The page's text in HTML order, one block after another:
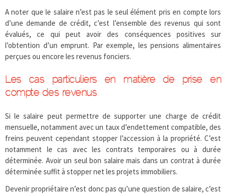
A noter que le salaire n’est pas le seul élément pris en compte lors
d’une demande de crédit, c’est l’ensemble des revenus qui sont
évalués, ce qui peut avoir des conséquences positives sur
l’obtention d’un emprunt. Par exemple, les pensions alimentaires
perçues ou encore les revenus fonciers.
Les cas particuliers en matière de prise en
compte des revenus
Si le salaire peut permettre de supporter une charge de crédit
mensuelle, notamment avec un taux d’endettement compatible, des
freins peuvent cependant stopper l’accession à la propriété. C’est
notamment le cas avec les contrats temporaires ou à durée
déterminée. Avoir un seul bon salaire mais dans un contrat à durée
déterminée suffit à stopper net les projets immobiliers.
Devenir propriétaire n’est donc pas qu’une question de salaire, c’est